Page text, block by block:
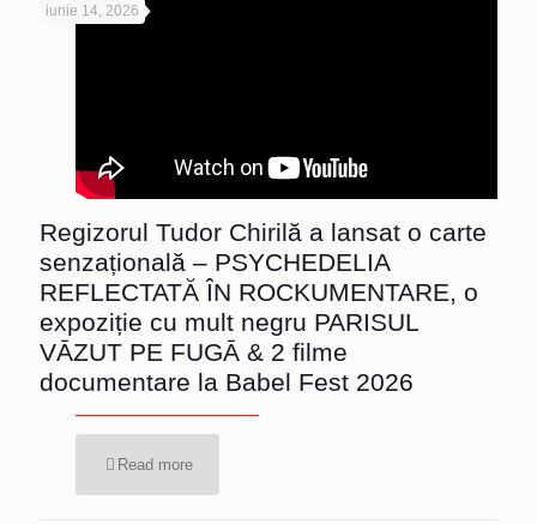
iunie 14, 2026
Regizorul Tudor Chirilă a lansat o carte
senzațională – PSYCHEDELIA
REFLECTATĂ ÎN ROCKUMENTARE, o
expoziție cu mult negru PARISUL
VĀZUT PE FUGĀ & 2 filme
documentare la Babel Fest 2026
Read more